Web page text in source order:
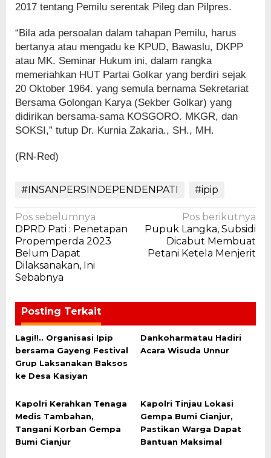
2017 tentang Pemilu serentak Pileg dan Pilpres.
“Bila ada persoalan dalam tahapan Pemilu, harus
bertanya atau mengadu ke KPUD, Bawaslu, DKPP
atau MK. Seminar Hukum ini, dalam rangka
memeriahkan HUT Partai Golkar yang berdiri sejak
20 Oktober 1964. yang semula bernama Sekretariat
Bersama Golongan Karya (Sekber Golkar) yang
didirikan bersama-sama KOSGORO. MKGR, dan
SOKSI,” tutup Dr. Kurnia Zakaria., SH., MH.
(RN-Red)
#INSANPERSINDEPENDENPATI #ipip
Navigasi
pos
Pos sebelumnya
DPRD Pati : Penetapan
Propemperda 2023
Belum Dapat
Dilaksanakan, Ini
Sebabnya
Pos berikutnya
Pupuk Langka, Subsidi
Dicabut Membuat
Petani Ketela Menjerit
Posting Terkait
Lagi!!.. Organisasi Ipip
bersama Gayeng Festival
Grup Laksanakan Baksos
ke Desa Kasiyan
Dankoharmatau Hadiri
Acara Wisuda Unnur
Kapolri Kerahkan Tenaga
Medis Tambahan,
Tangani Korban Gempa
Bumi Cianjur
Kapolri Tinjau Lokasi
Gempa Bumi Cianjur,
Pastikan Warga Dapat
Bantuan Maksimal